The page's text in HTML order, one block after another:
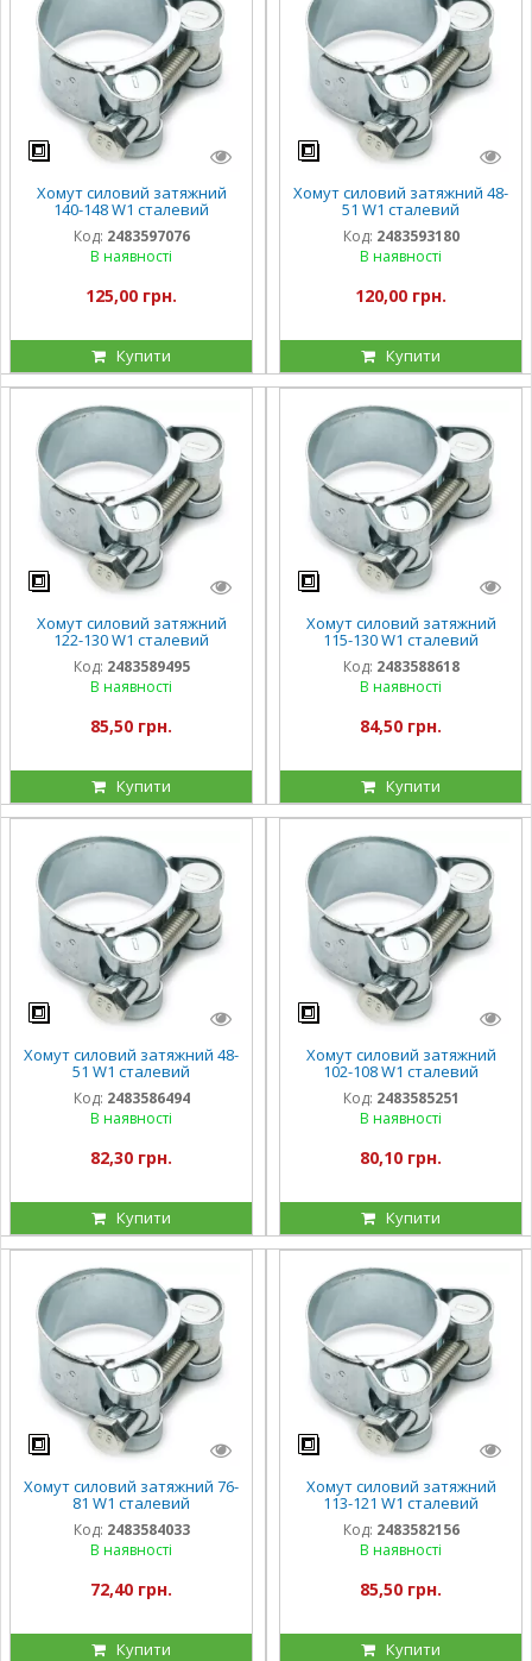
Хомут силовий затяжний
140-148 W1 сталевий
Код: 2483597076
В наявності
125,00 грн.
Купити
Хомут силовий затяжний 48-
51 W1 сталевий
Код: 2483593180
В наявності
120,00 грн.
Купити
Хомут силовий затяжний
122-130 W1 сталевий
оцинкований
Код: 2483589495
В наявності
85,50 грн.
Купити
Хомут силовий затяжний
115-130 W1 сталевий
оцинкований
Код: 2483588618
В наявності
84,50 грн.
Купити
Хомут силовий затяжний 48-
51 W1 сталевий
оцинкований
Код: 2483586494
В наявності
82,30 грн.
Купити
Хомут силовий затяжний
102-108 W1 сталевий
оцинкований
Код: 2483585251
В наявності
80,10 грн.
Купити
Хомут силовий затяжний 76-
81 W1 сталевий
оцинкований
Код: 2483584033
В наявності
72,40 грн.
Купити
Хомут силовий затяжний
113-121 W1 сталевий
оцинкований
Код: 2483582156
В наявності
85,50 грн.
Купити